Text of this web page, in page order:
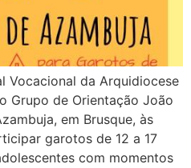
Vocacional da Arquidiocese
Grupo de Orientação João
em Brusque, às
garotos de 12 a 17
com momentos